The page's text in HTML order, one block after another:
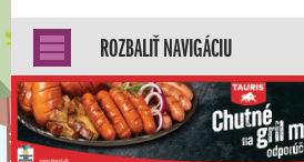
ROZBALIŤ NAVIGÁCIU